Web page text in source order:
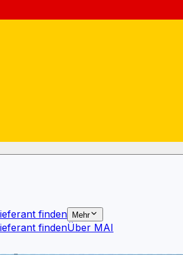
finden Mehr
findenÜber MAI